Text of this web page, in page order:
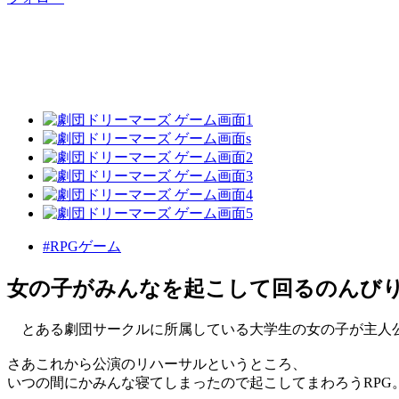
#RPGゲーム
女の子がみんなを起こして回るのんび
とある劇団サークルに所属している大学生の女の子が主人
さあこれから公演のリハーサルというところ、
いつの間にかみんな寝てしまったので起こしてまわろうRPG。